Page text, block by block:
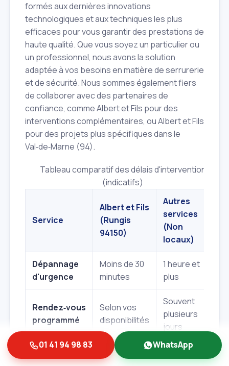
formés aux dernières innovations
technologiques et aux techniques les plus
efficaces pour vous garantir des prestations de
haute qualité. Que vous soyez un particulier ou
un professionnel, nous avons la solution
adaptée à vos besoins en matière de serrurerie
et de sécurité. Nous sommes également fiers
de collaborer avec des partenaires de
confiance, comme Albert et Fils pour des
interventions complémentaires, ou Albert et Fils
pour des projets plus spécifiques dans le
Val‑de‑Marne (94).
Tableau comparatif des délais d'intervention
(indicatifs)
Service
Albert et Fils
(Rungis
94150)
Autres
services
(Non
locaux)
Dépannage
d'urgence
Moins de 30
minutes
1 heure et
plus
Rendez‑vous
programmé
Selon vos
disponibilités
Souvent
plusieurs
jours
Oui, avant
Parfois
payant ou
01 41 94 98 83 WhatsApp